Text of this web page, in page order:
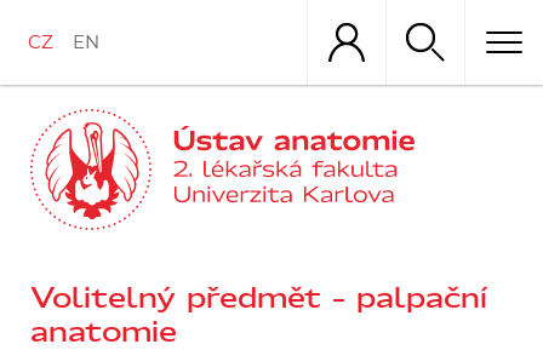
obsahu
CZ EN
Volitelný předmět – palpační
anatomie